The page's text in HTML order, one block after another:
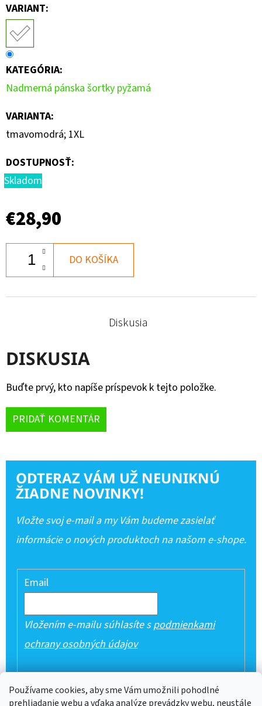
Používame cookies, aby sme Vám umožnili pohodlné
prehliadanie webu a vďaka analýze prevádzky webu, neustále
VARIANT:
KATEGÓRIA:
Nadmerná pánska šortky pyžamá
VARIANTA:
tmavomodrá; 1XL
DOSTUPNOSŤ:
Skladom
€28,90
DO KOŠÍKA
Diskusia
DISKUSIA
Buďte prvý, kto napíše príspevok k tejto položke.
PRIDAŤ KOMENTÁR
ODTERAZ VÁM UŽ NEUNIKNÚ
ŽIADNE NOVINKY!
Vložte svoj e-mail a my Vám budeme zasielať
informácie o nových produktoch na našom e-shope.
Email
Vložením e-mailu súhlasíte spodmienkami
ochrany osobných údajov
PRIHLÁSIŤ SA